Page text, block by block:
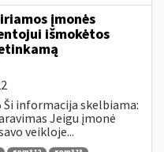
įmonės
išmokėtos
Ši informacija skelbiama:
Jeigu įmonė
veikloje...